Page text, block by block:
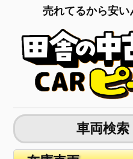
売れてるから安い
車両検索